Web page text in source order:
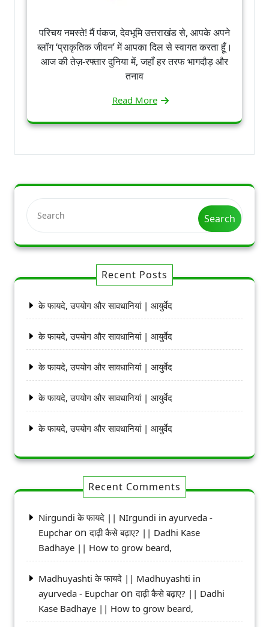
परिचय नमस्ते! मैं पंकज, देवभूमि उत्तराखंड से, आपके अपने
ब्लॉग ‘प्राकृतिक जीवन’ में आपका दिल से स्वागत करता हूँ।
आज की तेज़-रफ्तार दुनिया में, जहाँ हर तरफ भागदौड़ और
तनाव
Read More
Search
Recent Posts
के फायदे, उपयोग और सावधानियां | आयुर्वेद
के फायदे, उपयोग और सावधानियां | आयुर्वेद
के फायदे, उपयोग और सावधानियां | आयुर्वेद
के फायदे, उपयोग और सावधानियां | आयुर्वेद
के फायदे, उपयोग और सावधानियां | आयुर्वेद
Recent Comments
Nirgundi के फायदे || NIrgundi in ayurveda -
Eupchar onदाढ़ी कैसे बढ़ाए? || Dadhi Kase
Badhaye || How to grow beard,
Madhuyashti के फायदे || Madhuyashti in
ayurveda - Eupchar onदाढ़ी कैसे बढ़ाए? || Dadhi
Kase Badhaye || How to grow beard,